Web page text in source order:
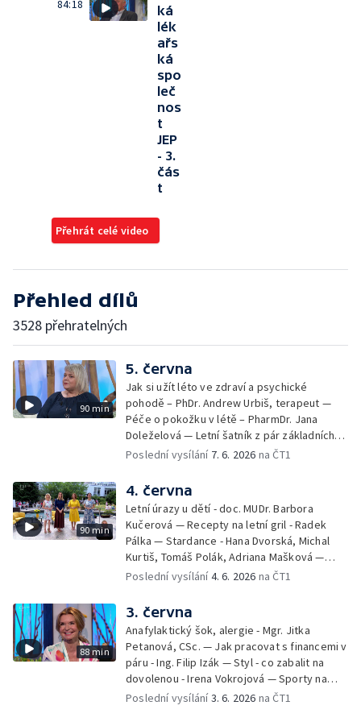
84:18
ká
lék
ařs
ká
spo
leč
nos
t
JEP
- 3.
čás
t
Přehrát celé video
Přehled dílů
3528 přehratelných
90 min
5. června
Jak si užít léto ve zdraví a psychické
pohodě – PhDr. Andrew Urbiš, terapeut —
Péče o pokožku v létě – PharmDr. Jana
Doleželová — Letní šatník z pár základních
kousků – Luděk Šmehlík, stylista —
slavnosti – Jiří Krhut, hudebník — Vaření:
letní párty s přáteli – Pavla Pavelková —
Festival v ulicích – Petra Hradilová — Muzejní
noc
Poslední vysílání 7. 6. 2026 na ČT1
90 min
4. června
Letní úrazy u dětí - doc. MUDr. Barbora
Kučerová — Recepty na letní gril - Radek
Pálka — Stardance - Hana Dvorská, Michal
Kurtiš, Tomáš Polák, Adriana Mašková —
Debbie — Dětský čin roku — Zooterapie -
Jírová — Patrik Eliáš — Sladké recepty na
léto - Míša Sedláčková
Poslední vysílání4. 6. 2026 na ČT1
88 min
3. června
Anafylaktický šok, alergie - Mgr. Jitka
Petanová, CSc. — Jak pracovat s financemi v
páru - Ing. Filip Izák — Styl - co zabalit na
dovolenou - Irena Vokrojová — Sporty na
léto - paddleboard — Alžběta Jungrová —
Poslední vysílání3. 6. 2026 na ČT1